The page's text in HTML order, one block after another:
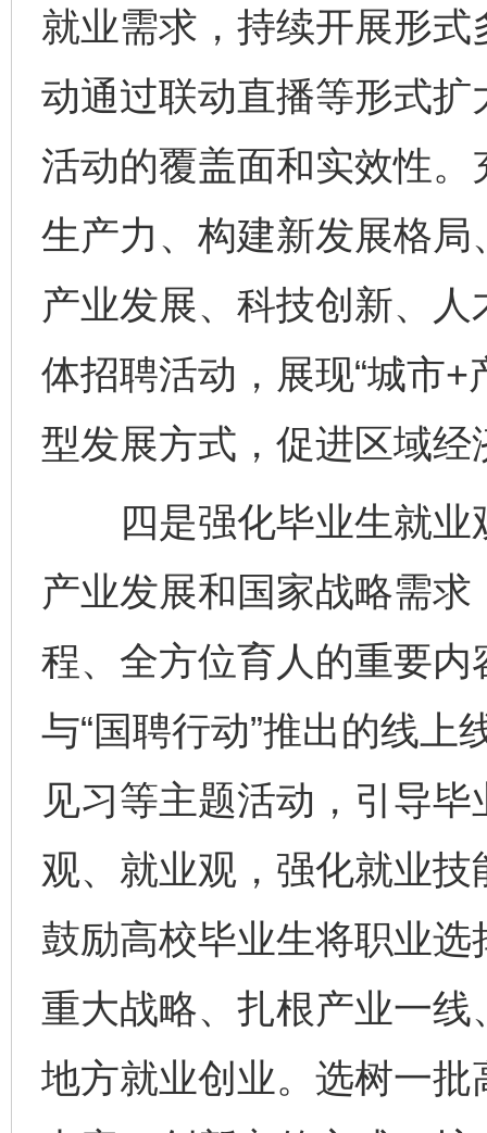
就业需求，持续开展形
动通过联动直播等形式
活动的覆盖面和实效性
生产力、构建新发展格
产业发展、科技创新、
体招聘活动，展现“城市
型发展方式，促进区域经
四是强化毕业生就业
产业发展和国家战略需
程、全方位育人的重要
与“国聘行动”推出的线上
见习等主题活动，引导
观、就业观，强化就业
鼓励高校毕业生将职业
重大战略、扎根产业一
地方就业创业。选树一